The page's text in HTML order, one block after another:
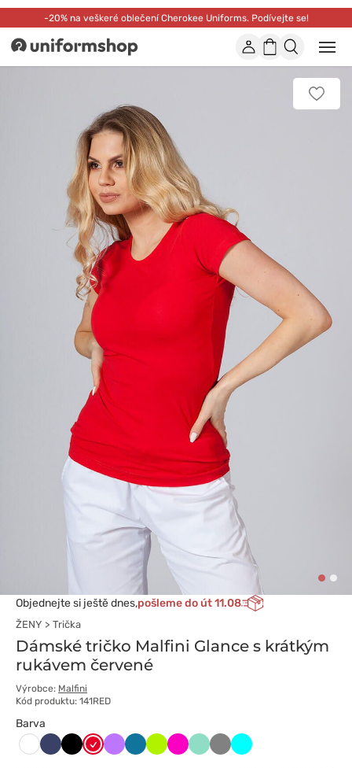
-20% na veškeré oblečení Cherokee Uniforms. Podívejte se!
Uniformshop ÚčetNákupní
košík
nebo
zavřít
Přidat
k
Objednejte si ještě dnes,pošleme do út 11.08
ŽENY Trička
Dámské tričko Malfini Glance s krátkým
rukávem červené
Výrobce: Malfini
Kód produktu: 141RED
Barva
Biały CiemnyCzarny
Czerwony
FioletowyKaraibskiLimonkaMalinowy
Miętowy
Szary Turkus